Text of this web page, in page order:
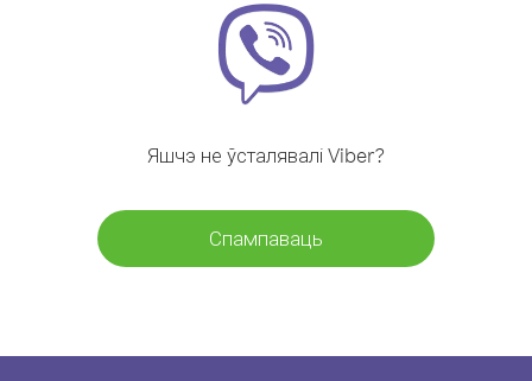
Яшчэ не ўсталявалі Viber?
Спампаваць